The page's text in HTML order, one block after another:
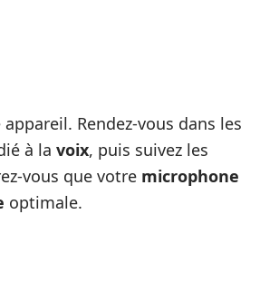
Rendez-vous dans les
à la voix, puis suivez les
vous que votre microphone
optimale.